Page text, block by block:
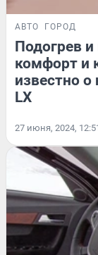
АВТО ГОРОД
Подогрев
комфорт и
известно о
LX
27 июня, 2024,